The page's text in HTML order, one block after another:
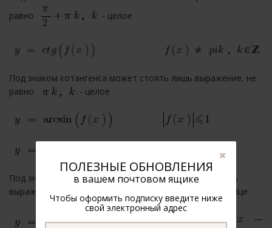
равно
- целое
Под знаком котангенса может стоять лишь выражение, не
равно
- целое
Под знаком арксинус и арккосинус может стоять лишь
выражение, модуль которого меньше или равен единице
—
ПОЛЕЗНЫЕ ОБНОВЛЕНИЯ
в вашем почтовом ящике
Чтобы оформить подписку введите ниже
свой электронный адрес